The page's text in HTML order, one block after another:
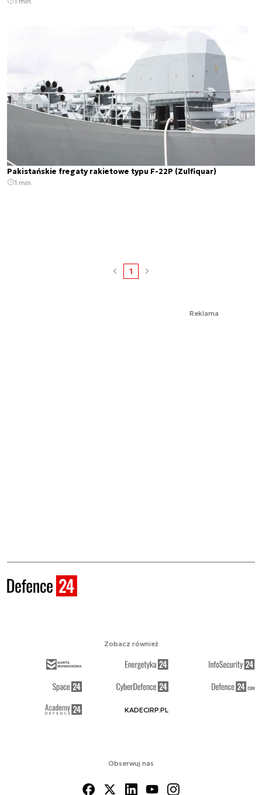
Pakistańskie fregaty rakietowe typu F-22P (Zulfiquar)
1 min.
1
Reklama
Obserwuj nas
Zobacz również
KADECIRP.PL